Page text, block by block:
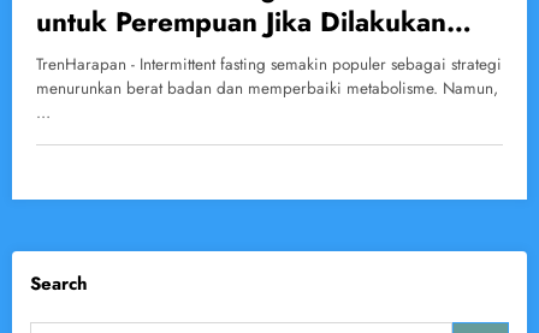
untuk Perempuan Jika Dilakukan
dengan Cara Tepat
TrenHarapan - Intermittent fasting semakin populer sebagai strategi
menurunkan berat badan dan memperbaiki metabolisme. Namun,
…
Search